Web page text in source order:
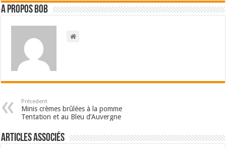
A propos bOb
Précedent
Minis crèmes brûlées à la pomme
Tentation et au Bleu d’Auvergne
Articles associés